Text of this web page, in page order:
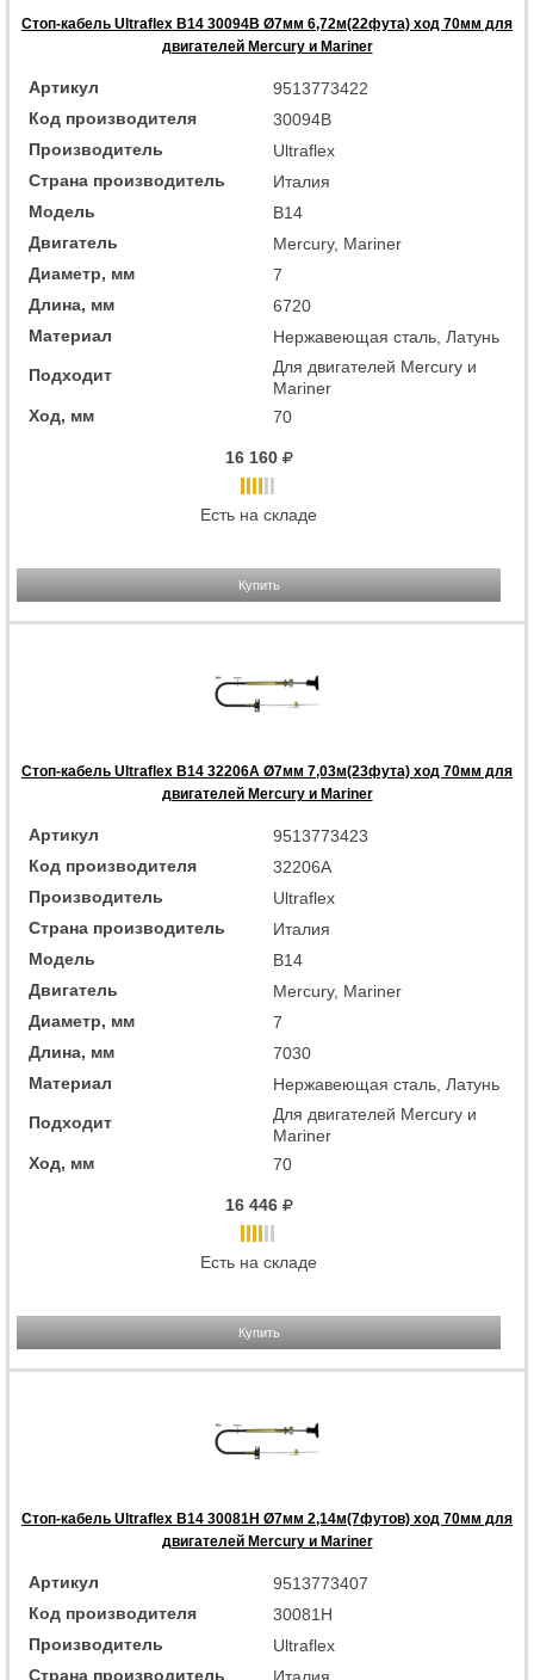
Стоп-кабель Ultraflex B14 30094B Ø7мм 6,72м(22фута) ход 70мм для
двигателей Mercury и Mariner
Артикул
9513773422
Код производителя
30094B
Производитель
Ultraflex
Страна производитель
Италия
Модель
B14
Двигатель
Mercury, Mariner
Диаметр, мм
7
Длина, мм
6720
Материал
Нержавеющая сталь, Латунь
Подходит
Для двигателей Mercury и
Mariner
Ход, мм
70
16 160
Есть на складе
Купить
Стоп-кабель Ultraflex B14 32206A Ø7мм 7,03м(23фута) ход 70мм для
двигателей Mercury и Mariner
Артикул
9513773423
Код производителя
32206A
Производитель
Ultraflex
Страна производитель
Италия
Модель
B14
Двигатель
Mercury, Mariner
Диаметр, мм
7
Длина, мм
7030
Материал
Нержавеющая сталь, Латунь
Подходит
Для двигателей Mercury и
Mariner
Ход, мм
70
16 446
Есть на складе
Купить
Стоп-кабель Ultraflex B14 30081H Ø7мм 2,14м(7футов) ход 70мм для
двигателей Mercury и Mariner
Артикул
9513773407
Код производителя
30081H
Производитель
Ultraflex
Страна производитель